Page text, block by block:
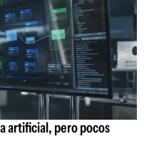
artificial, pero pocos